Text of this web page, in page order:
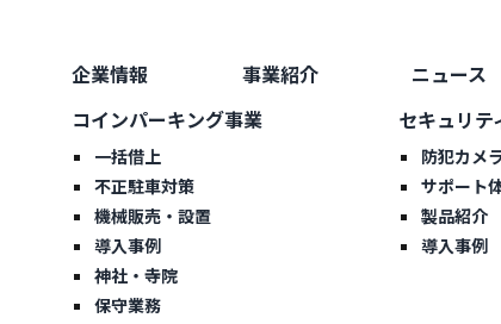
企業情報 事業紹介 ニュース
コインパーキング事業
一括借上
不正駐車対策
機械販売・設置
導入事例
神社・寺院
保守業務
セキュリテ
防犯カメ
サポート
製品紹介
導入事例